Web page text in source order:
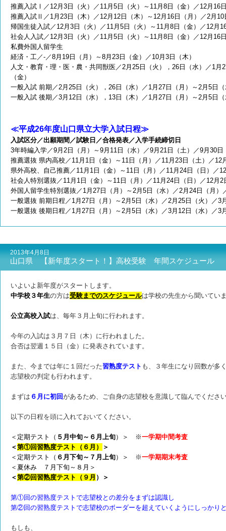
推薦入試Ⅰ／12月3日（火）／11月5日（火）～11月8日（金）／12月16
推薦入試Ⅱ／1月23日（木）／12月12日（木）～12月16日（月）／2月10
帰国生徒入試／12月3日（火）／11月5日（火）～11月8日（金）／12月
社会人入試／12月3日（火）／11月5日（火）～11月8日（金）／12月16
私費外国人留学生
経済・工／-／8月19日（月）～8月23日（金）／10月3日（木）
人文・教育・理・医・農・共同獣医／2月25日（火），26日（水）／1月
（金）
一般入試 前期／2月25日（火），26日（水）／1月27日（月）～2月5日
一般入試 後期／3月12日（水），13日（木）／1月27日（月）～2月5日
≪平成26年度山口県立大学入試日程≫
入試区分／出願期間／試験日／合格発表／入学手続締切日
3年時編入学／9月2日（月）～9月11日（水）／9月21日（土）／9月30
推薦選抜 県内高校／11月1日（金）～11日（月）／11月23日（土）／12
県外高校、自己推薦／11月1日（金）～11日（月）／11月24日（日）／
社会人特別選抜／11月1日（金）～11日（月）／11月24日（日）／12月
外国人留学生特別選抜／1月27日（月）～2月5日（水）／2月24日（月）
一般選抜 前期日程／1月27日（月）～2月5日（水）／2月25日（火）／3
一般選抜 後期日程／1月27日（月）～2月5日（水）／3月12日（水）／3
2013年4月8日
山口県 【新年度スタート！】高校受験 年間スケジュール
いよいよ新年度がスタートします。
中学校３年生の方は受験までのスケジュールは学校の先生から聞いてい
公立高校入試は、毎年３月上旬に行われます。
今年の入試は ３月７日（木）に行われました。
合否は翌週１５日（金）に発表されています。
また、今までは年に１回だった習熟度テスト も、３年生になり回数が多
志望校の判定も行われます。
まずは ６月に初回があるため、ご自身の志望校を意識して臨んでくださ
以下の日程を頭に入れておいてください。
＜定期テスト（ ５月中旬～６月上旬）＞ ※一学期中間考査
＜第①回習熟度テスト（６月）
＞
＜定期テスト（ ６月下旬～７月上旬）＞ ※一学期期末考査
＜夏休み ７月下旬～８月＞
＜第②回習熟度テスト（９月 ）＞
第①回の習熟度テストで志望校との差分をまずは認識し
第②回の習熟度テストで志望校のボーダーを超えていくよう にしっかり
もしも、